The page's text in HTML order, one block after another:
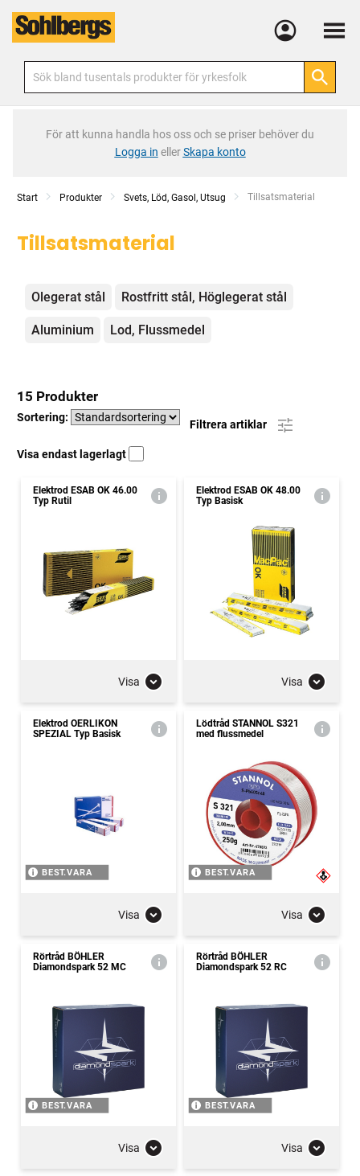
Meny
För att kunna handla hos oss och se priser behöver du
Logga in ellerSkapa konto
Start Produkter Svets, Löd, Gasol, Utsug Current:
Tillsatsmaterial
Tillsatsmaterial
Kategorier
Olegerat stål Rostfritt stål, Höglegerat stål
Aluminium Lod, Flussmedel
15 Produkter
Sortering:
Filtrera artiklar
Visa endast lagerlagt
Elektrod ESAB OK 46.00
Typ Rutil
Visa
Elektrod ESAB OK 48.00
Typ Basisk
Visa
Elektrod OERLIKON
SPEZIAL Typ Basisk
BEST.VARA
Visa
Lödtråd STANNOL S321
med flussmedel
BEST.VARA
Visa
Rörtråd BÖHLER
Diamondspark 52 MC
BEST.VARA
Visa
Rörtråd BÖHLER
Diamondspark 52 RC
BEST.VARA
Visa